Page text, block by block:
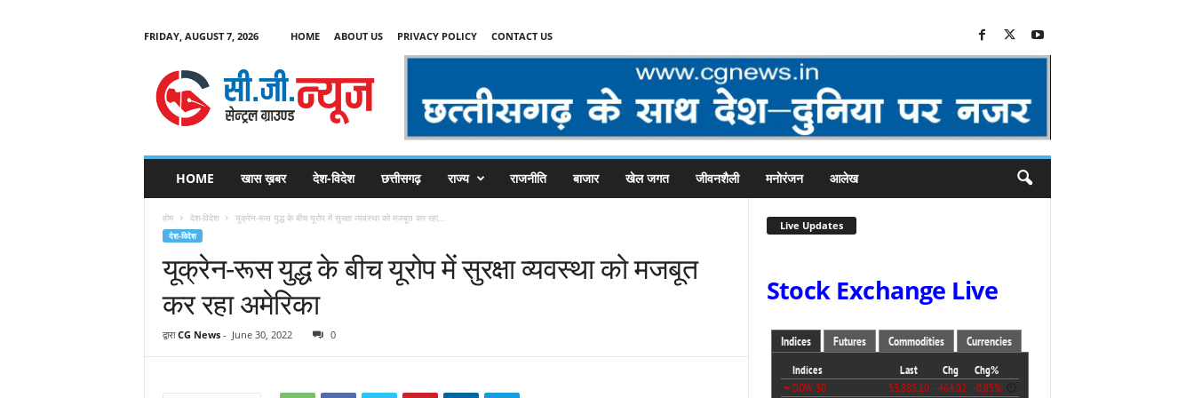
FRIDAY, AUGUST 7, 2026 HOME ABOUT US PRIVACY POLICY CONTACT US
C
HOME खास ख़बर देश-विदेश छत्तीसगढ़ राज्य राजनीति बाजार खेल जगत जीवनशैली मनोरंजन आलेख
होम देश-विदेश यूक्रेन-रूस युद्ध के बीच यूरोप में सुरक्षा व्यवस्था को मजबूत कर रहा...
देश-विदेश
यूक्रेन-रूस युद्ध के बीच यूरोप में सुरक्षा व्यवस्था को मजबूत
कर रहा अमेरिका
द्वारा CG News- June 30, 2022 0
Live Updates
Stock Exchange Live